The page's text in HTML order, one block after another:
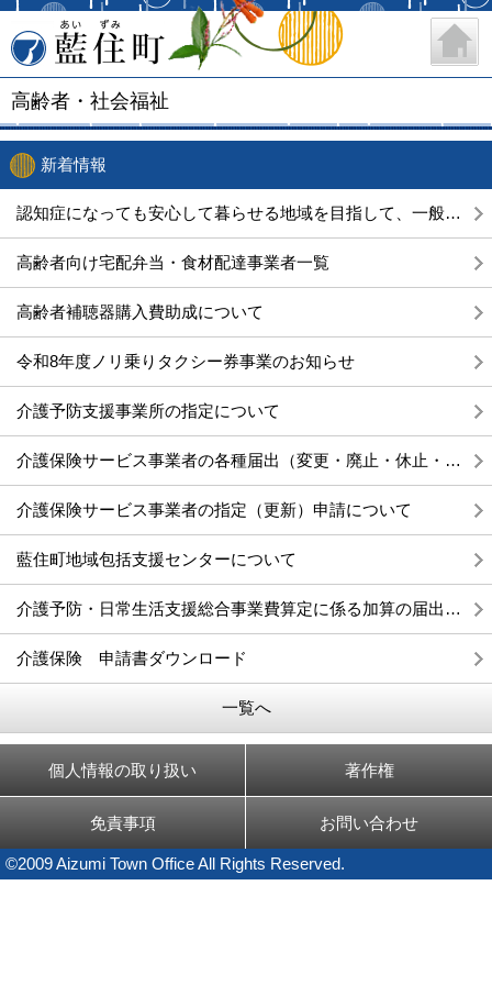
藍住町
高齢者・社会福祉
新着情報
認知症になっても安心して暮らせる地域を目指して、一般公開講座を開催します！
高齢者向け宅配弁当・食材配達事業者一覧
高齢者補聴器購入費助成について
令和8年度ノリ乗りタクシー券事業のお知らせ
介護予防支援事業所の指定について
介護保険サービス事業者の各種届出（変更・廃止・休止・再開）について
介護保険サービス事業者の指定（更新）申請について
藍住町地域包括支援センターについて
介護予防・日常生活支援総合事業費算定に係る加算の届出について
介護保険 申請書ダウンロード
一覧へ
個人情報の取り扱い 著作権
免責事項 お問い合わせ
©2009 Aizumi Town Office All Rights Reserved.